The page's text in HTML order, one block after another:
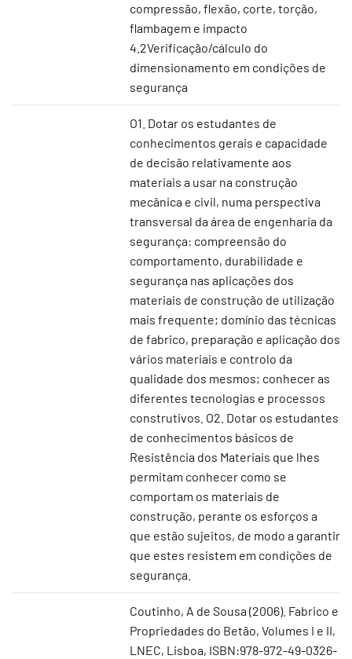
compressão, flexão, corte, torção,
flambagem e impacto
4.2Verificação/cálculo do
dimensionamento em condições de
segurança
O1. Dotar os estudantes de
conhecimentos gerais e capacidade
de decisão relativamente aos
materiais a usar na construção
mecânica e civil, numa perspectiva
transversal da área de engenharia da
segurança: compreensão do
comportamento, durabilidade e
segurança nas aplicações dos
materiais de construção de utilização
mais frequente; domínio das técnicas
de fabrico, preparação e aplicação dos
vários materiais e controlo da
qualidade dos mesmos; conhecer as
diferentes tecnologias e processos
construtivos. O2. Dotar os estudantes
de conhecimentos básicos de
Resistência dos Materiais que lhes
permitam conhecer como se
comportam os materiais de
construção, perante os esforços a
que estão sujeitos, de modo a garantir
que estes resistem em condições de
segurança.
Coutinho, A de Sousa (2006). Fabrico e
Propriedades do Betão, Volumes I e II,
LNEC, Lisboa, ISBN:978-972-49-0326-